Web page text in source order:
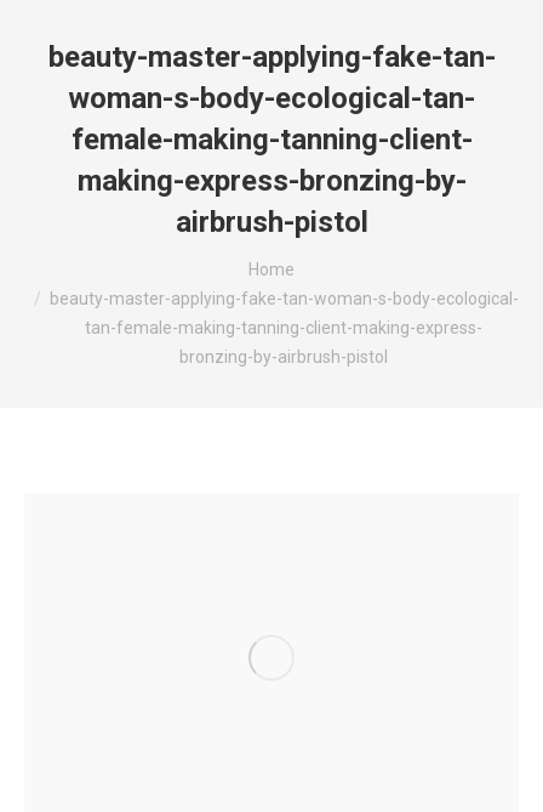
beauty-master-applying-fake-tan-
woman-s-body-ecological-tan-
female-making-tanning-client-
making-express-bronzing-by-
airbrush-pistol
Home
beauty-master-applying-fake-tan-woman-s-body-ecological-
tan-female-making-tanning-client-making-express-
bronzing-by-airbrush-pistol